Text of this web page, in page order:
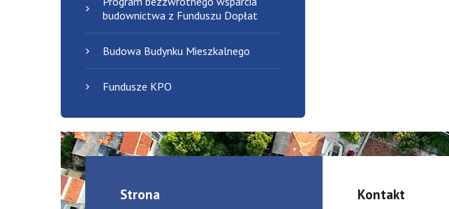
budownictwa z Funduszu Dopłat
Budowa Budynku Mieszkalnego
Fundusze KPO
Strona Kontakt